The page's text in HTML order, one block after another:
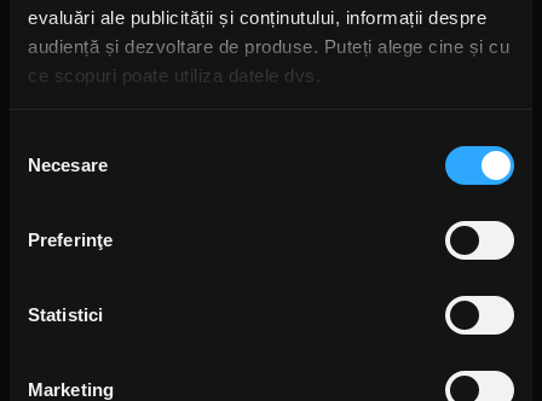
evaluări ale publicității și conținutului, informații despre
audiență și dezvoltare de produse. Puteți alege cine și cu
ce scopuri poate utiliza datele dvs.
Să colectăm informațiile cu privire la locația dvs.
Să vă identificăm dispozitivul scanândul-l în mod
activ după caracteristici specifice (amprentare)
dvs. personale și configurați-vă preferințele la
secțiunea
consimțământului
Necesare
Preferinţe
Statistici
Marketing
Dee Snider va reveni cu un album
live în iulie
Dee Snider a uimit publicul
britanic cu spectacolul susținut la